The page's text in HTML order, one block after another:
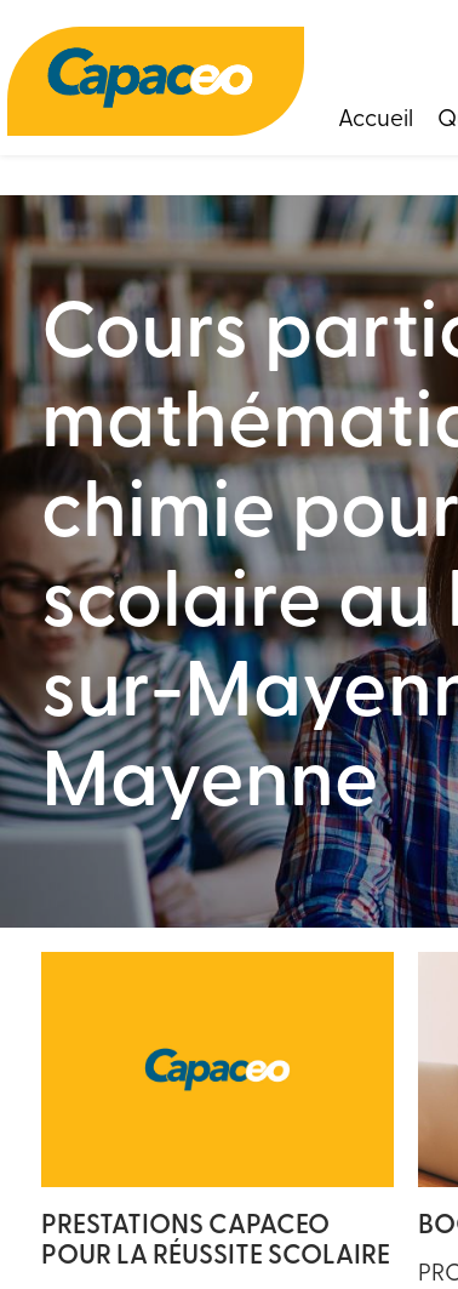
Accueil
Cours
chimie
scolaire au
sur-
Mayenne
PRESTATIONS CAPACEO
POUR LA RÉUSSITE SCOLAIRE